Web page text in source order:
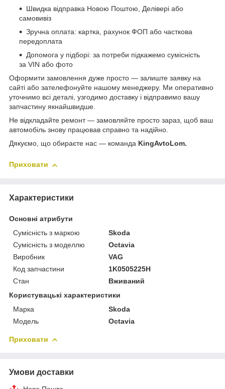
Швидка відправка Новою Поштою, Делівері або
самовивіз
Зручна оплата: картка, рахунок ФОП або часткова
передоплата
Допомога у підборі: за потреби підкажемо сумісність
за VIN або фото
Оформити замовлення дуже просто — залиште заявку на
сайті або зателефонуйте нашому менеджеру. Ми оперативно
уточнимо всі деталі, узгодимо доставку і відправимо вашу
запчастину якнайшвидше.
Не відкладайте ремонт — замовляйте просто зараз, щоб ваш
автомобіль знову працював справно та надійно.
Дякуємо, що обираєте нас — команда KingAvtoLom.
Приховати
Характеристики
Основні атрибути
Сумісність з маркою
Skoda
Сумісність з моделлю
Octavia
Виробник
VAG
Код запчастини
1K0505225H
Стан
Вживаний
Користувацькі характеристики
Марка
Skoda
Модель
Octavia
Приховати
Умови доставки